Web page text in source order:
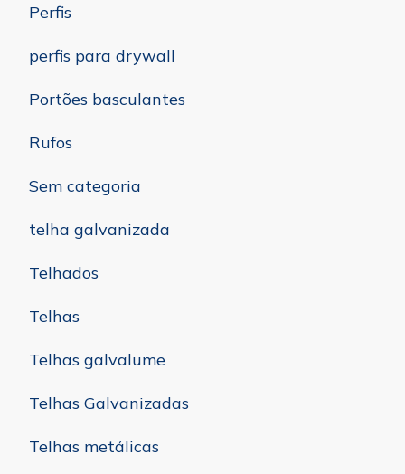
Perfis
perfis para drywall
Portões basculantes
Rufos
Sem categoria
telha galvanizada
Telhados
Telhas
Telhas galvalume
Telhas Galvanizadas
Telhas metálicas